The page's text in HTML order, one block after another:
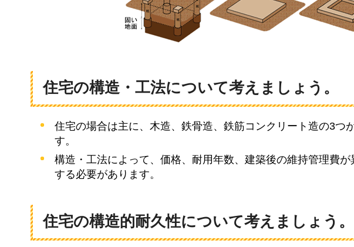
住宅の構造・工法について考えましょう。
住宅の場合は主に、木造、鉄骨造、鉄筋コンクリート造の3つ
す。
構造・工法によって、価格、耐用年数、建築後の維持管理費
する必要があります。
住宅の構造的耐久性について考えましょう。